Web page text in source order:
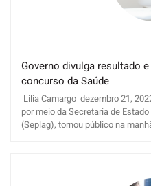
Governo divulga resultado
concurso da Saúde
Lilia Camargo dezembro 21,
por meio da Secretaria de
(Seplag), tornou público na